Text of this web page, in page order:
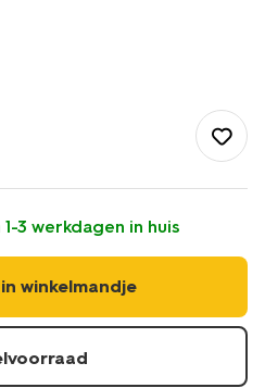
3 werkdagen in huis
in winkelmandje